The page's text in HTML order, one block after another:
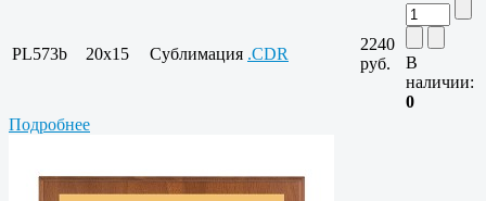
PL573b 20x15 Сублимация .CDR
2240
руб.
В
наличии:
0
Подробнее